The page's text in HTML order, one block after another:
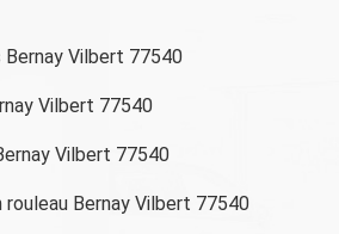
Vilbert 77540
Vilbert 77540
Vilbert 77540
rouleau Bernay Vilbert 77540